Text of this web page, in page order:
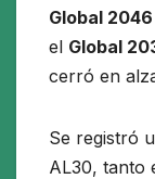
Global 2046
el Global
cerró en
Se registró
AL30, tanto